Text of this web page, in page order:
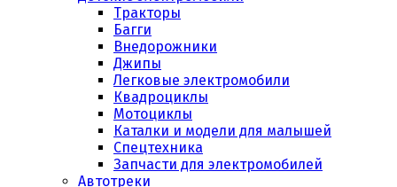
Тракторы
Багги
Внедорожники
Джипы
Легковые электромобили
Квадроциклы
Мотоциклы
Каталки и модели для малышей
Спецтехника
Запчасти для электромобилей
Автотреки